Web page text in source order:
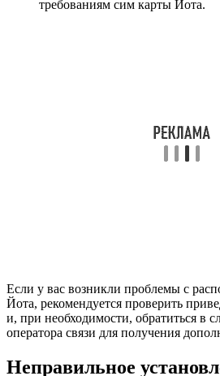
требованиям сим карты Йота.
Если у вас возникли проблемы с
Йота, рекомендуется проверить
и, при необходимости, обратиться в
оператора связи для получения
Неправильное